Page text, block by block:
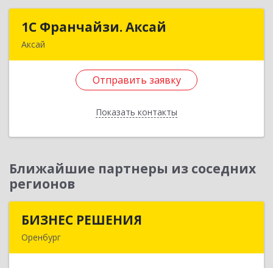
1С Франчайзи. Аксай
Аксай
Отправить заявку
Показать контакты
1С Франчайзи. Аксай
ул.Железнодорожная 174/1
Ближайшие партнеры из соседних
регионов
БИЗНЕС РЕШЕНИЯ
Оренбург
БИЗНЕС РЕШЕНИЯ